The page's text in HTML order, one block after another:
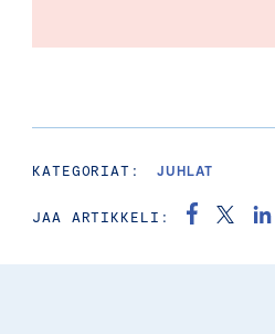
KATEGORIAT: JUHLAT
JAA ARTIKKELI: